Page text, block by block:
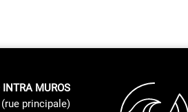
MUROS
principale)